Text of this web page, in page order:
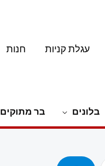
עגלת קניות חנות
בלונים בר מתוקים